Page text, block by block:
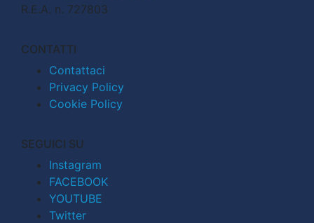
R.E.A. n. 727803
CONTATTI
Contattaci
Privacy Policy
Cookie Policy
SEGUICI SU
Instagram
FACEBOOK
YOUTUBE
Twitter